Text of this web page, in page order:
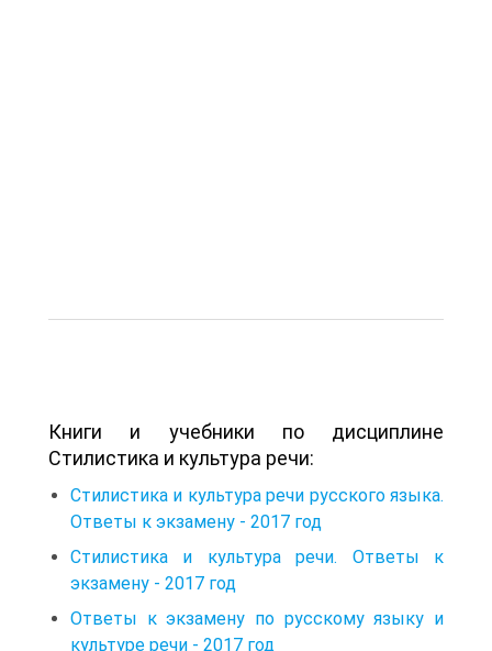
Книги и учебники по дисциплине
Стилистика и культура речи:
Стилистика и культура речи русского языка.
Ответы к экзамену - 2017 год
Стилистика и культура речи. Ответы к
экзамену - 2017 год
Ответы к экзамену по русскому языку и
культуре речи - 2017 год